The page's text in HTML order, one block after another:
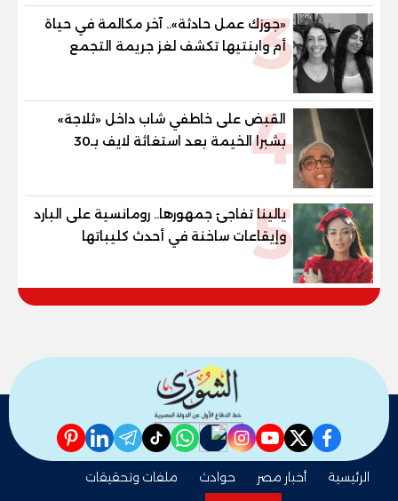
3
«جوزك عمل حادثة».. آخر مكالمة في حياة
أم وابنتيها تكشف لغز جريمة التجمع
الخامس
4
القبض على خاطفي شاب داخل «ثلاجة»
بشبرا الخيمة بعد استغاثة لايف بـ30
دقيقة
5
يالينا تفاجئ جمهورها.. رومانسية على البارد
وإيقاعات ساخنة في أحدث كليباتها
facebook
twitter
youtube
instagram
nabd
whatsapp
tiktok
telegram
linkedin
pinterest
الرئيسية أخبار مصر حوادث
ملفات وتحقيقات